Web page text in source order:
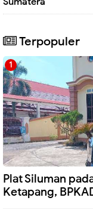
Terpopuler
Plat Siluman
Ketapang,